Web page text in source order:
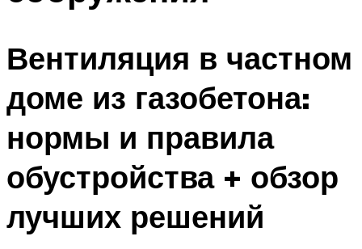
Вентиляция в частном
доме из газобетона:
нормы и правила
обустройства + обзор
лучших решений